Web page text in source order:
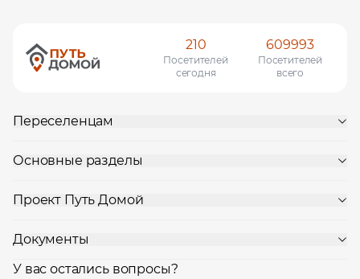
210
Посетителей
сегодня
609993
Посетителей
всего
Переселенцам
Основные разделы
Проект Путь Домой
Документы
У вас остались вопросы?